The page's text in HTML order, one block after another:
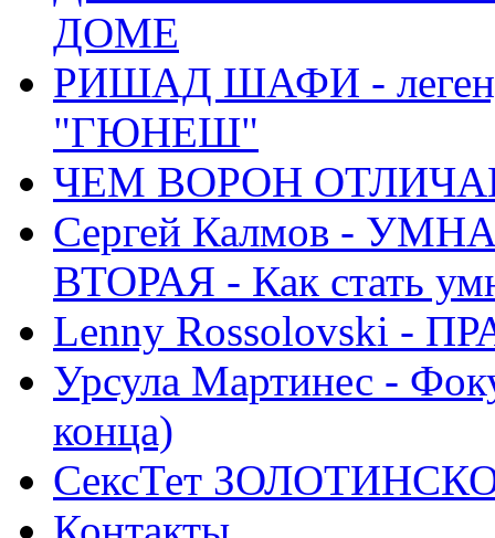
ДОМЕ
РИШАД ШАФИ -
"ГЮНЕШ"
ЧЕМ ВОРОН
Сергей Калмов -
ВТОРАЯ - Как стать
Lenny Rossolovski -
Урсула Мартинес -
конца)
СексТет